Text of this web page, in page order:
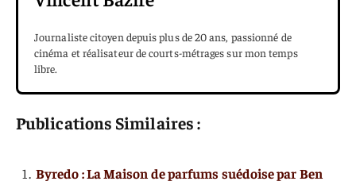
Journaliste citoyen depuis plus de 20 ans, passionné de
cinéma et réalisateur de courts-métrages sur mon temps
libre.
Publications Similaires :
Byredo : La Maison de parfums suédoise par Ben